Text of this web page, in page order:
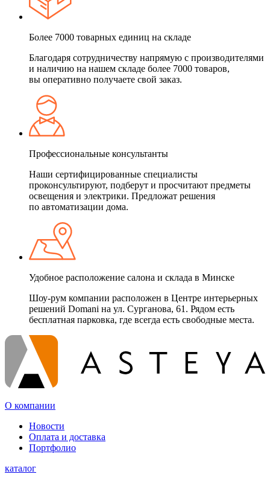
Более 7000 товарных единиц на складе
Благодаря сотрудничеству напрямую с производителями
и наличию на нашем складе более 7000 товаров,
вы оперативно получаете свой заказ.
Профессиональные консультанты
Наши сертифицированные специалисты
проконсультируют, подберут и просчитают предметы
освещения и электрики. Предложат решения
по автоматизации дома.
Удобное расположение салона и склада в Минске
Шоу-рум компании расположен в Центре интерьерных
решений Domani на ул. Сурганова, 61. Рядом есть
бесплатная парковка, где всегда есть свободные места.
О компании
Новости
Оплата и доставка
Портфолио
каталог